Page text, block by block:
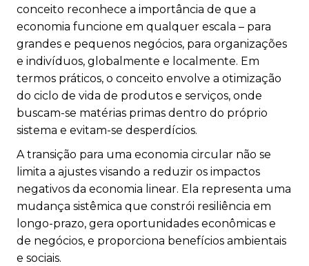
conceito reconhece a importância de que a
economia funcione em qualquer escala – para
grandes e pequenos negócios, para organizações
e indivíduos, globalmente e localmente. Em
termos práticos, o conceito envolve a otimização
do ciclo de vida de produtos e serviços, onde
buscam-se matérias primas dentro do próprio
sistema e evitam-se desperdícios.
A transição para uma economia circular não se
limita a ajustes visando a reduzir os impactos
negativos da economia linear. Ela representa uma
mudança sistêmica que constrói resiliência em
longo-prazo, gera oportunidades econômicas e
de negócios, e proporciona benefícios ambientais
e sociais.